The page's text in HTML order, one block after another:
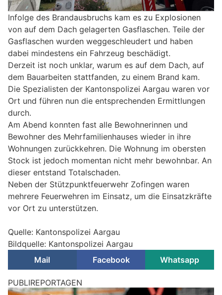
Infolge des Brandausbruchs kam es zu Explosionen
von auf dem Dach gelagerten Gasflaschen. Teile der
Gasflaschen wurden weggeschleudert und haben
dabei mindestens ein Fahrzeug beschädigt.
Derzeit ist noch unklar, warum es auf dem Dach, auf
dem Bauarbeiten stattfanden, zu einem Brand kam.
Die Spezialisten der Kantonspolizei Aargau waren vor
Ort und führen nun die entsprechenden Ermittlungen
durch.
Am Abend konnten fast alle Bewohnerinnen und
Bewohner des Mehrfamilienhauses wieder in ihre
Wohnungen zurückkehren. Die Wohnung im obersten
Stock ist jedoch momentan nicht mehr bewohnbar. An
dieser entstand Totalschaden.
Neben der Stützpunktfeuerwehr Zofingen waren
mehrere Feuerwehren im Einsatz, um die Einsatzkräfte
vor Ort zu unterstützen.
Quelle: Kantonspolizei Aargau
Bildquelle: Kantonspolizei Aargau
Mail
Facebook Whatsapp
PUBLIREPORTAGEN